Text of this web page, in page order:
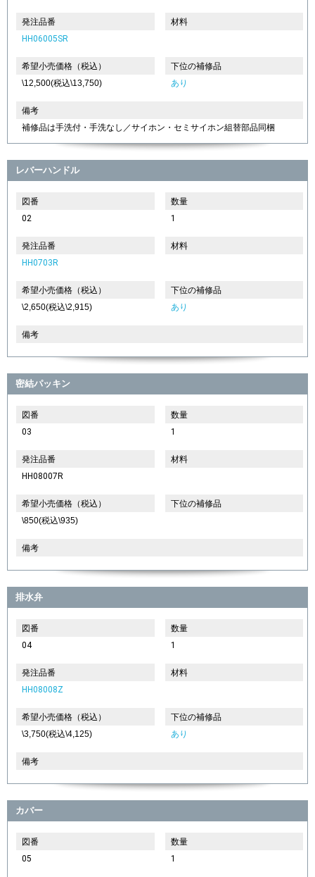
発注品番
HH06005SR
材料
希望小売価格（税込）
\12,500(税込\13,750)
下位の補修品
あり
備考
補修品は手洗付・手洗なし／サイホン・セミサイホン組替部品同梱
レバーハンドル
図番
02
数量
1
発注品番
HH0703R
材料
希望小売価格（税込）
\2,650(税込\2,915)
下位の補修品
あり
備考
密結パッキン
図番
03
数量
1
発注品番
HH08007R
材料
希望小売価格（税込）
\850(税込\935)
下位の補修品
備考
排水弁
図番
04
数量
1
発注品番
HH08008Z
材料
希望小売価格（税込）
\3,750(税込\4,125)
下位の補修品
あり
備考
カバー
図番
05
数量
1